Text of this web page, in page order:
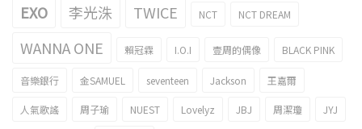
EXO 李光洙 TWICE NCT NCT DREAM
WANNA ONE 賴冠霖 I.O.I 壹周的偶像 BLACK PINK
音樂銀行 金SAMUEL seventeen Jackson 王嘉爾
人氣歌謠 周子瑜 NUEST Lovelyz JBJ 周潔瓊 JYJ